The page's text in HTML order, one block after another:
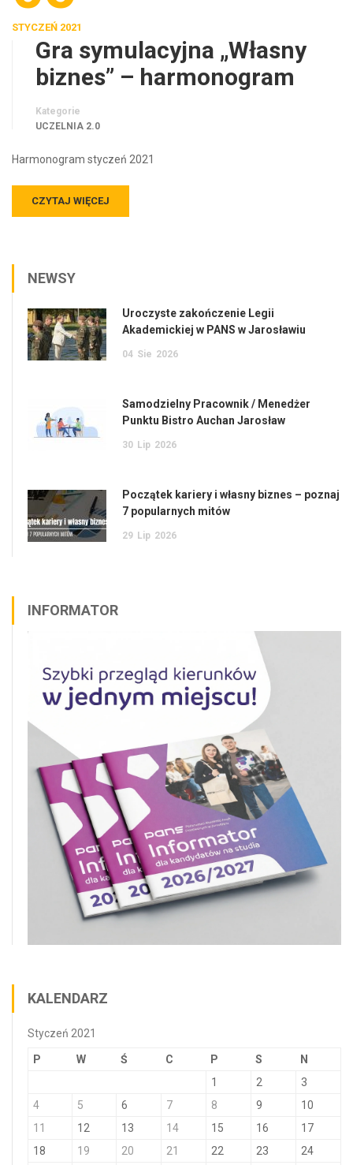
STYCZEŃ 2021
Gra symulacyjna „Własny
biznes” – harmonogram
Kategorie
UCZELNIA 2.0
Harmonogram styczeń 2021
CZYTAJ WIĘCEJ
NEWSY
Uroczyste zakończenie Legii
Akademickiej w PANS w Jarosławiu
04 Sie 2026
Samodzielny Pracownik / Menedżer
Punktu Bistro Auchan Jarosław
30 Lip 2026
Początek kariery i własny biznes – poznaj
7 popularnych mitów
29 Lip 2026
INFORMATOR
KALENDARZ
Styczeń 2021
P W Ś C P S
N
1
2
3
4
5 6 7 8 9
10
11
12 13 14 15 16
17
18
19 20 21 22 23 24